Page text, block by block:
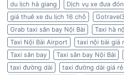
du lịch hà giang
Dịch vụ xe đưa
giá thuê xe du lịch 16 chỗ
Grab taxi sân bay Nội Bài
Taxi hà
Taxi Nội Bài Airport
taxi nội bài giá
Taxi sân bay
Taxi sân bay Nội Bài
taxi đường dài
taxi đường dài giá rẻ